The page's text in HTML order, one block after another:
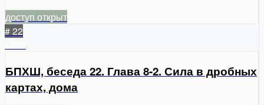
доступ открыт
# 22
БПХШ, беседа 22. Глава 8-2. Сила в дробных
картах, дома